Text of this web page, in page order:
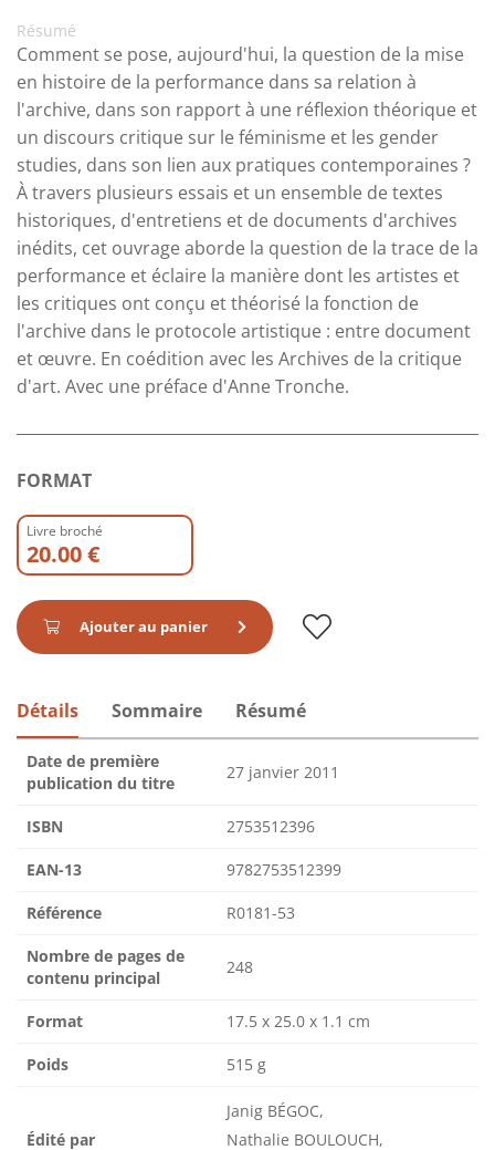
Résumé
Comment se pose, aujourd'hui, la question de la mise
en histoire de la performance dans sa relation à
l'archive, dans son rapport à une réflexion théorique et
un discours critique sur le féminisme et les gender
studies, dans son lien aux pratiques contemporaines ?
À travers plusieurs essais et un ensemble de textes
historiques, d'entretiens et de documents d'archives
inédits, cet ouvrage aborde la question de la trace de la
performance et éclaire la manière dont les artistes et
les critiques ont conçu et théorisé la fonction de
l'archive dans le protocole artistique : entre document
et œuvre. En coédition avec les Archives de la critique
d'art. Avec une préface d'Anne Tronche.
FORMAT
Livre broché
20.00 €
Ajouter au panier
Détails Sommaire Résumé
Date de première
publication du titre
27 janvier 2011
ISBN 2753512396
EAN-13 9782753512399
Référence R0181-53
Nombre de pages de
contenu principal
248
Format 17.5 x 25.0 x 1.1 cm
Poids 515 g
Édité par
Janig BÉGOC,
Nathalie BOULOUCH,